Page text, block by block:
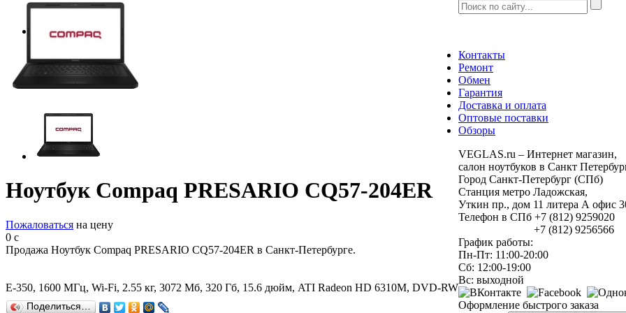
Ноутбук Compaq PRESARIO CQ57-204ER
Пожаловаться на цену
0 c
Продажа Ноутбук Compaq PRESARIO CQ57-204ER в Санкт-Петербурге.
E-350, 1600 МГц, Wi-Fi, 2.55 кг, 3072 Мб, 320 Гб, 15.6 дюйм, ATI Radeon HD 6310M, DVD-RW
Поделиться…
Контакты
Ремонт
Обмен
Гарантия
Доставка и оплата
Оптовые поставки
Обзоры
VEGLAS.ru – Интернет магазин,
салон ноутбуков в Санкт
Город Санкт-Петербург (СПб)
Станция метро Ладожская,
Уткин пр., дом 11 литера А офис
Телефон в СПб +7 (812) 9259020
+7 (812) 9256566
График работы:
Пн-Пт: 11:00-20:00
Сб: 12:00-19:00
Вс: выходной
Оформление быстрого заказа